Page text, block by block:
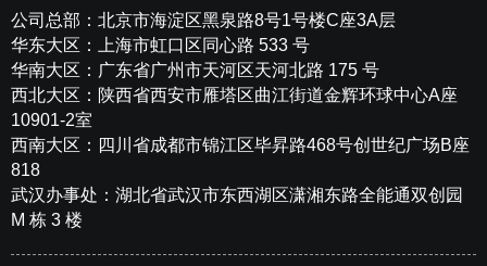
公司总部：北京市海淀区黑泉路8号1号楼C座3A层
华东大区：上海市虹口区同心路 533 号
华南大区：广东省广州市天河区天河北路 175 号
西北大区：陕西省西安市雁塔区曲江街道金辉环球中心A座
10901-2室
西南大区：四川省成都市锦江区毕昇路468号创世纪广场B座
818
武汉办事处：湖北省武汉市东西湖区潇湘东路全能通双创园
M 栋 3 楼